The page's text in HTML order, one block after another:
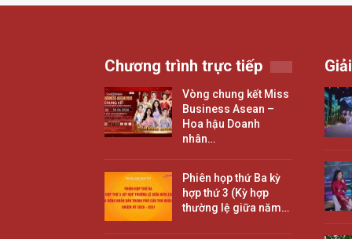
Chương trình trực tiếp
Vòng chung kết Miss
Business Asean –
Hoa hậu Doanh
nhân…
Phiên họp thứ Ba kỳ
hợp thứ 3 (Kỳ hợp
thường lệ giữa năm…